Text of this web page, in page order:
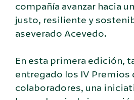
compañía avanzar hacia
justo, resiliente y
aseverado Acevedo.
En esta primera edición,
entregado los IV Premios
colaboradores, una